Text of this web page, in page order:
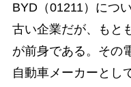
BYD（01211）につ
古い企業だが、もと
が前身である。その
自動車メーカーとし